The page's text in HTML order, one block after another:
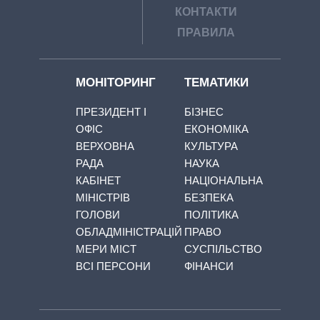
КОНТАКТИ
ПРАВИЛА
МОНІТОРИНГ
ПРЕЗИДЕНТ І
ОФІС
ВЕРХОВНА
РАДА
КАБІНЕТ
МІНІСТРІВ
ГОЛОВИ
ОБЛАДМІНІСТРАЦІЙ
МЕРИ МІСТ
ВСІ ПЕРСОНИ
ТЕМАТИКИ
БІЗНЕС
ЕКОНОМІКА
КУЛЬТУРА
НАУКА
НАЦІОНАЛЬНА
БЕЗПЕКА
ПОЛІТИКА
ПРАВО
СУСПІЛЬСТВО
ФІНАНСИ